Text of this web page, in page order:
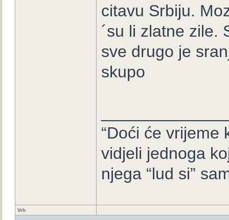
citavu Srbiju.
´su li zlatne zile.
sve drugo je
skupo
“Doći će vrijeme
vidjeli jednoga
njega “lud si”
Vrh